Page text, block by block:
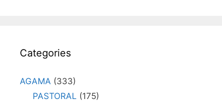
Categories
AGAMA (333)
PASTORAL (175)